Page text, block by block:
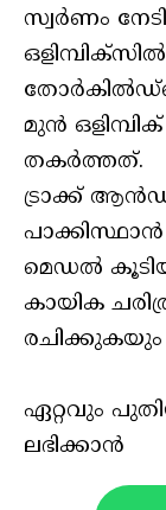
സ്വർണം
മുൻ
തകർത്തത്.
ട്രാക്ക്
മെഡൽ
കായിക
ഏറ്റവും
ലഭിക്കാൻ